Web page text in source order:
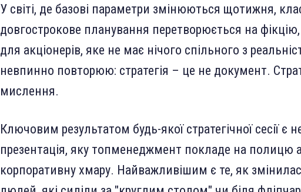
У світі, де базові параметри змінюються щотижня,
довгострокове планування перетворюється на
для акціонерів, яке не має нічого спільного з
невпинно повторюю: стратегія – це не документ.
мислення.
Ключовим результатом будь-якої стратегічної сесії є
презентація, яку топменеджмент покладе на полицю
корпоративну хмару. Найважливішим є те, як